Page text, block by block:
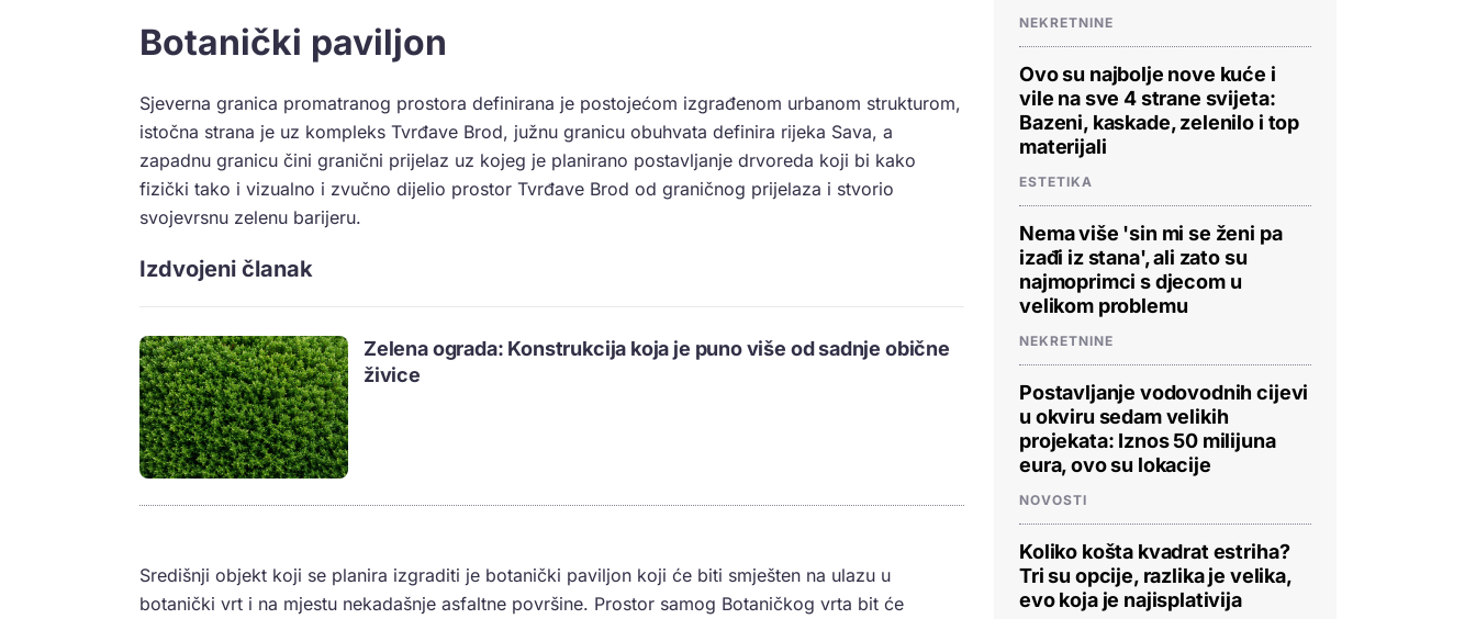
Botanički paviljon
Sjeverna granica promatranog prostora definirana je postojećom izgrađenom urbanom strukturom,
istočna strana je uz kompleks Tvrđave Brod, južnu granicu obuhvata definira rijeka Sava, a
zapadnu granicu čini granični prijelaz uz kojeg je planirano postavljanje drvoreda koji bi kako
fizički tako i vizualno i zvučno dijelio prostor Tvrđave Brod od graničnog prijelaza i stvorio
svojevrsnu zelenu barijeru.
Izdvojeni članak
Zelena ograda: Konstrukcija koja je puno više od sadnje obične
živice
Središnji objekt koji se planira izgraditi je botanički paviljon koji će biti smješten na ulazu u
botanički vrt i na mjestu nekadašnje asfaltne površine. Prostor samog Botaničkog vrta bit će
NEKRETNINE
Ovo su najbolje nove kuće i
vile na sve 4 strane svijeta:
Bazeni, kaskade, zelenilo i top
materijali
ESTETIKA
Nema više 'sin mi se ženi pa
izađi iz stana', ali zato su
najmoprimci s djecom u
velikom problemu
NEKRETNINE
Postavljanje vodovodnih cijevi
u okviru sedam velikih
projekata: Iznos 50 milijuna
eura, ovo su lokacije
NOVOSTI
Koliko košta kvadrat estriha?
Tri su opcije, razlika je velika,
evo koja je najisplativija